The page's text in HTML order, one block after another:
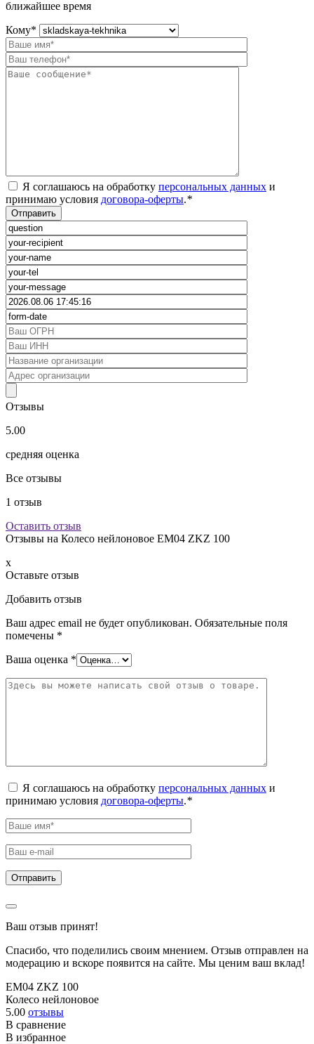
ближайшее время
Кому*
Я соглашаюсь на обработку персональных данных и
принимаю условия договора-оферты.*
Отзывы
5.00
средняя оценка
Все отзывы
1 отзыв
Оставить отзыв
Отзывы на Колесо нейлоновое EM04 ZKZ 100
x
Оставьте отзыв
Добавить отзыв
Ваш адрес email не будет опубликован. Обязательные поля
помечены *
Ваша оценка *
Я соглашаюсь на обработку персональных данных и
принимаю условия договора-оферты.*
Ваш отзыв принят!
Спасибо, что поделились своим мнением. Отзыв отправлен на
модерацию и вскоре появится на сайте. Мы ценим ваш вклад!
EM04 ZKZ 100
Колесо нейлоновое
5.00 отзывы
В сравнение
В избранное